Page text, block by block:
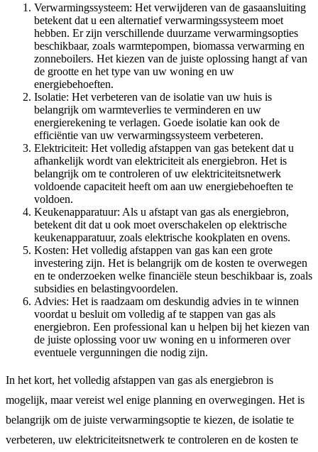
Verwarmingssysteem: Het verwijderen van de gasaansluiting
betekent dat u een alternatief verwarmingssysteem moet
hebben. Er zijn verschillende duurzame verwarmingsopties
beschikbaar, zoals warmtepompen, biomassa verwarming en
zonneboilers. Het kiezen van de juiste oplossing hangt af van
de grootte en het type van uw woning en uw
energiebehoeften.
Isolatie: Het verbeteren van de isolatie van uw huis is
belangrijk om warmteverlies te verminderen en uw
energierekening te verlagen. Goede isolatie kan ook de
efficiëntie van uw verwarmingssysteem verbeteren.
Elektriciteit: Het volledig afstappen van gas betekent dat u
afhankelijk wordt van elektriciteit als energiebron. Het is
belangrijk om te controleren of uw elektriciteitsnetwerk
voldoende capaciteit heeft om aan uw energiebehoeften te
voldoen.
Keukenapparatuur: Als u afstapt van gas als energiebron,
betekent dit dat u ook moet overschakelen op elektrische
keukenapparatuur, zoals elektrische kookplaten en ovens.
Kosten: Het volledig afstappen van gas kan een grote
investering zijn. Het is belangrijk om de kosten te overwegen
en te onderzoeken welke financiële steun beschikbaar is, zoals
subsidies en belastingvoordelen.
Advies: Het is raadzaam om deskundig advies in te winnen
voordat u besluit om volledig af te stappen van gas als
energiebron. Een professional kan u helpen bij het kiezen van
de juiste oplossing voor uw woning en u informeren over
eventuele vergunningen die nodig zijn.
In het kort, het volledig afstappen van gas als energiebron is
mogelijk, maar vereist wel enige planning en overwegingen. Het is
belangrijk om de juiste verwarmingsoptie te kiezen, de isolatie te
verbeteren, uw elektriciteitsnetwerk te controleren en de kosten te